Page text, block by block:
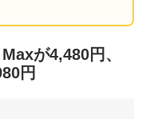
が4,480円、
円